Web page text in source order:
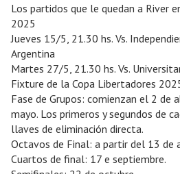
Los partidos que le quedan a River
2025
Jueves 15/5, 21.30 hs. Vs.
Argentina
Martes 27/5, 21.30 hs. Vs.
Fixture de la Copa Libertadores
Fase de Grupos: comienzan el 2 de
mayo. Los primeros y segundos de
llaves de eliminación directa.
Octavos de Final: a partir del 13 de
Cuartos de final: 17 e septiembre.